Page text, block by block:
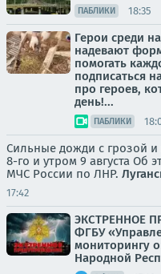
ПАБЛИКИ 18:35
Герои среди
надевают
помогать
подписаться
про героев,
день!...
ПАБЛИКИ
Сильные дожди с грозой
8-го и утром 9 августа Об
МЧС России по ЛНР.
17:42
ЭКСТРЕННОЕ
ФГБУ
мониторингу
Народной